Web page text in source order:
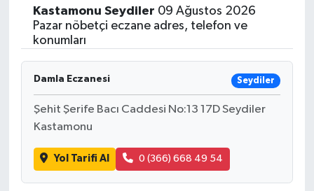
Kastamonu Seydiler 09 Ağustos 2026
Pazar nöbetçi eczane adres, telefon ve
konumları
Damla Eczanesi Seydiler
Şehit Şerife Bacı Caddesi No:13 17D Seydiler
Kastamonu
Yol Tarifi Al 0 (366) 668 49 54